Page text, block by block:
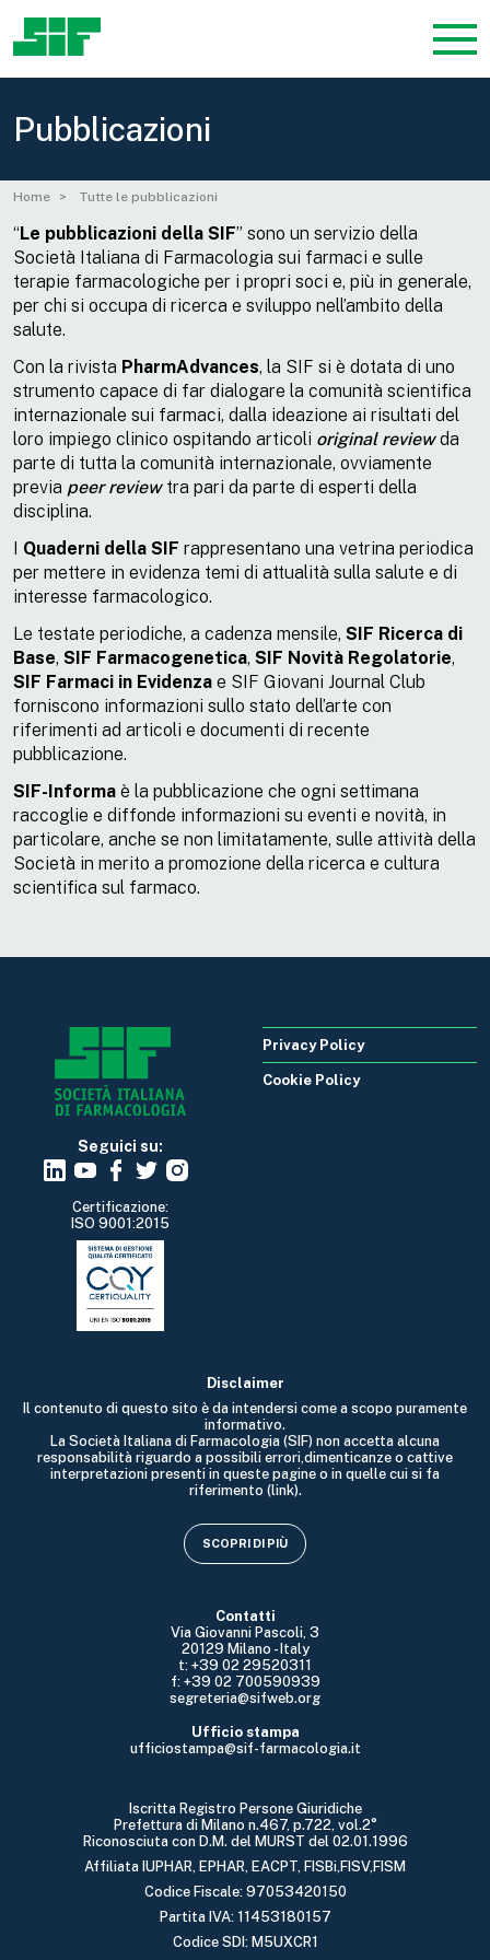
Pubblicazioni
Home Tutte le pubblicazioni
“ Le pubblicazioni della SIF” sono un servizio della
Società Italiana di Farmacologia sui farmaci e sulle
terapie farmacologiche per i propri soci e, più in generale,
per chi si occupa di ricerca e sviluppo nell’ambito della
salute.
Con la rivista PharmAdvances, la SIF si è dotata di uno
strumento capace di far dialogare la comunità scientifica
internazionale sui farmaci, dalla ideazione ai risultati del
loro impiego clinico ospitando articoli original reviewda
parte di tutta la comunità internazionale, ovviamente
previa peer reviewtra pari da parte di esperti della
disciplina.
Quaderni della SIF rappresentano una vetrina periodica
per mettere in evidenza temi di attualità sulla salute e di
interesse farmacologico.
Le testate periodiche, a cadenza mensile, SIF Ricerca di
Base, SIF Farmacogenetica, SIF Novità Regolatorie,
SIF Farmaci in Evidenza e SIF Giovani Journal Club
forniscono informazioni sullo stato dell’arte con
riferimenti ad articoli e documenti di recente
pubblicazione.
SIF-Informa è la pubblicazione che ogni settimana
raccoglie e diffonde informazioni su eventi e novità, in
particolare, anche se non limitatamente, sulle attività della
Società in merito a promozione della ricerca e cultura
scientifica sul farmaco.
Seguici su:
Certificazione:
ISO 9001:2015
Contatti
Via Giovanni Pascoli, 3
20129 Milano - Italy
t: +39 02 29520311
f: +39 02 700590939
segreteria@sifweb.org
Ufficio stampa
ufficiostampa@sif-farmacologia.it
Iscritta Registro Persone Giuridiche
Prefettura di Milano n.467, p.722, vol.2°
Riconosciuta con D.M. del MURST del 02.01.1996
Affiliata IUPHAR, EPHAR, EACPT, FISBi,FISV,FISM
Codice Fiscale: 97053420150
Partita IVA: 11453180157
Codice SDI: M5UXCR1
Disclaimer
Il contenuto di questo sito è da intendersi come a scopo puramente
informativo.
La Società Italiana di Farmacologia (SIF) non accetta alcuna
responsabilità riguardo a possibili errori,dimenticanze o cattive
interpretazioni presenti in queste pagine o in quelle cui si fa
riferimento (link).
SCOPRI DI PIÙ
Privacy Policy
Cookie Policy